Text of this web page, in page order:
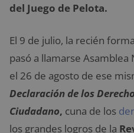
del Juego de Pelota.
El 9 de julio, la recién
pasó a llamarse
el 26 de agosto de ese
Declaración de los
Ciudadano, cuna de los
los grandes logros de la